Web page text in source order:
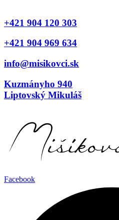
+421 904 120 303
+421 904 969 634
info@misikovci.sk
Kuzmányho 940
Liptovský Mikuláš
Facebook